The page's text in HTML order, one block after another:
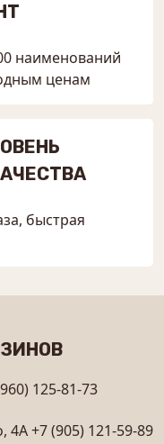
наименований
ценам
быстрая
125-81-73
4А+7 (905) 121-59-89